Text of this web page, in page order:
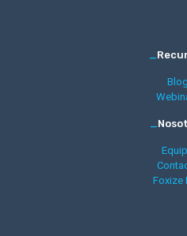
_
Blog
_
Foxize